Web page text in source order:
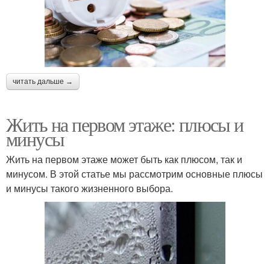
читать дальше →
Жить на первом этаже: плюсы и
минусы
Жить на первом этаже может быть как плюсом, так и
минусом. В этой статье мы рассмотрим основные плюсы
и минусы такого жизненного выбора.